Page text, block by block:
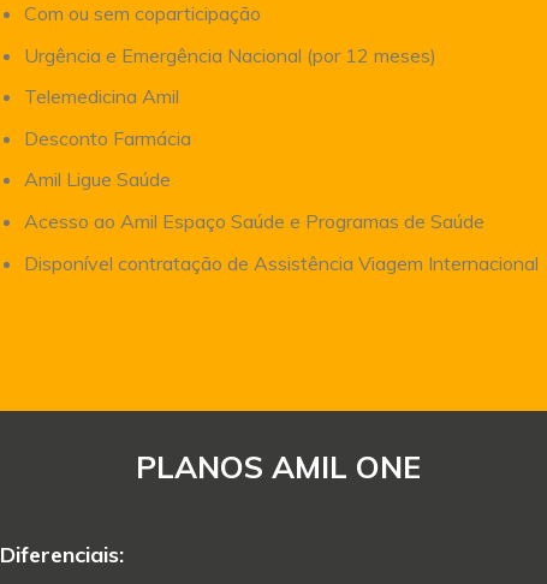
Com ou sem coparticipação
Urgência e Emergência Nacional (por 12 meses)
Telemedicina Amil
Desconto Farmácia
Amil Ligue Saúde
Acesso ao Amil Espaço Saúde e Programas de Saúde
Disponível contratação de Assistência Viagem Internacional
PLANOS AMIL ONE
Diferenciais: